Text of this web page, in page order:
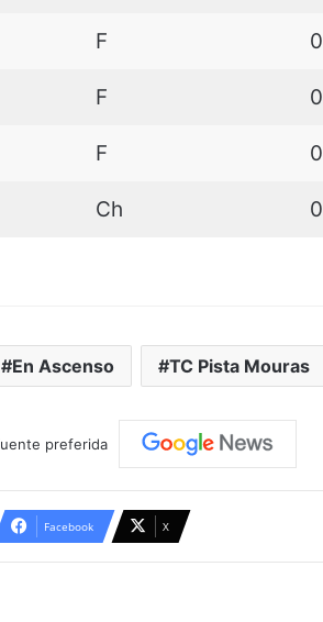
F 0
F 0
F 0
Ch 0
En Ascenso TC Pista Mouras
preferida
Facebook X